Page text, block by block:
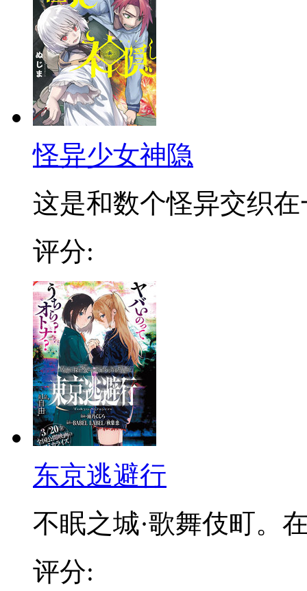
怪异少女神隐
这是和数个怪异交织在
评分:
东京逃避行
不眠之城·歌舞伎町。
评分: